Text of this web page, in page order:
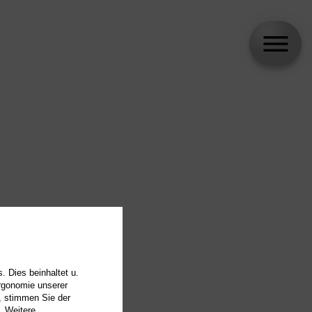
Dies beinhaltet u.
unserer
stimmen Sie der